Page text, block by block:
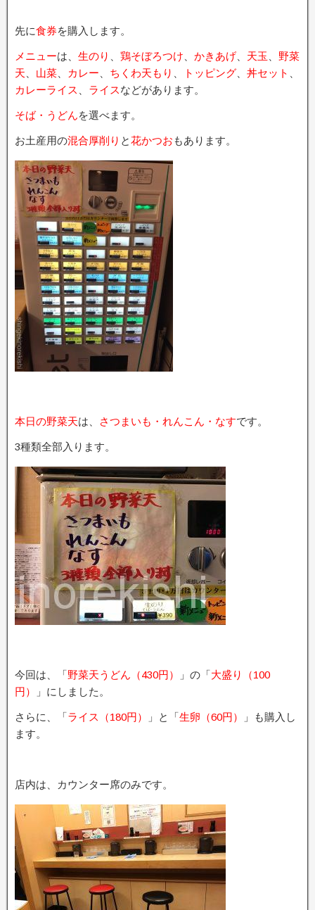
先に食券を購入します。
メニューは、 生のり 鶏そぼろつけ かきあげ 天玉
野菜
天
山菜 カレー ちくわ天もり トッピング 丼セット
カレーライス
ライスなどがあります。
そば・うどんを選べます。
お土産用の混合厚削り と花かつお もあります。
本日の野菜天は、 さつまいも・れんこん・なすです。
3種類全部入ります。
今回は、「野菜天うどん（430円） 」の「大盛り（100
円）
」にしました。
さらに、「ライス（180円） 」と「生卵（60円）
」も購入し
ます。
店内は、カウンター席のみです。